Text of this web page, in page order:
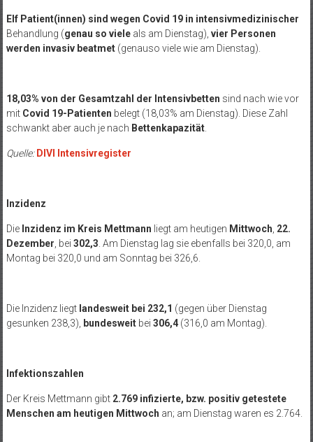
Elf Patient(innen) sind wegen Covid 19 in intensivmedizinischer
Behandlung (genau so viele als am Dienstag), vier Personen
werden invasiv beatmet (genauso viele wie am Dienstag).
18,03% von der Gesamtzahl der Intensivbetten sind nach wie vor
mitCovid 19-Patienten belegt (18,03% am Dienstag). Diese Zahl
schwankt aber auch je nach Bettenkapazität.
Quelle: DIVI Intensivregister
Inzidenz
Die Inzidenz im Kreis Mettmann liegt am heutigen Mittwoch 22.
Dezember , bei 302,3 . Am Dienstag lag sie ebenfalls bei 320,0, am
Montag bei 320,0 und am Sonntag bei 326,6.
Die Inzidenz liegtlandesweit bei 232,1 (gegen über Dienstag
gesunken 238,3), bundesweitbei 306,4 (316,0 am Montag).
Infektionszahlen
Der Kreis Mettmann gibt2.769 infizierte, bzw. positiv getestete
Menschen am heutigen Mittwoch an; am Dienstag waren es 2.764.